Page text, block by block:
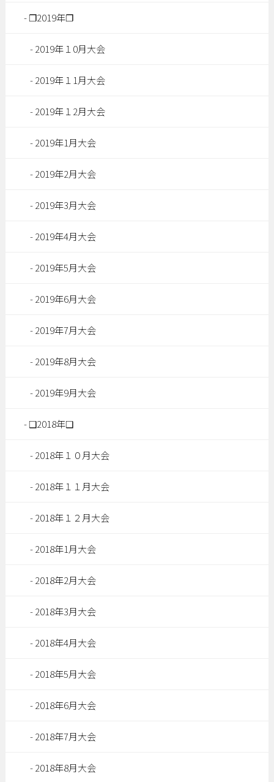
❐2019年❐
2019年１0月大会
2019年１1月大会
2019年１2月大会
2019年1月大会
2019年2月大会
2019年3月大会
2019年4月大会
2019年5月大会
2019年6月大会
2019年7月大会
2019年8月大会
2019年9月大会
❑2018年❑
2018年１０月大会
2018年１１月大会
2018年１２月大会
2018年1月大会
2018年2月大会
2018年3月大会
2018年4月大会
2018年5月大会
2018年6月大会
2018年7月大会
2018年8月大会